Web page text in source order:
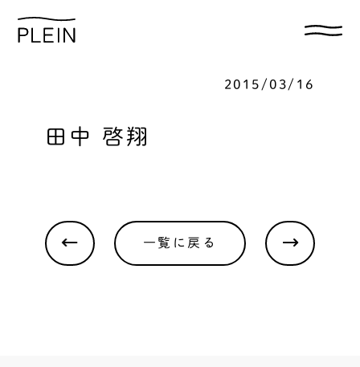
2015/03/16
田中 啓翔
一覧に戻る